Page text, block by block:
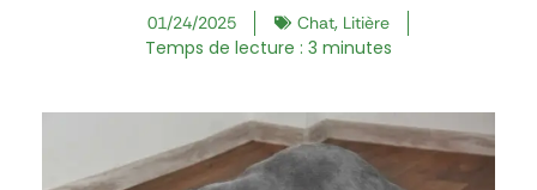
01/24/2025 Chat, Litière
Temps de lecture : 3 minutes